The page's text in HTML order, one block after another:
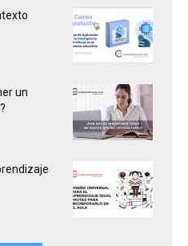
un